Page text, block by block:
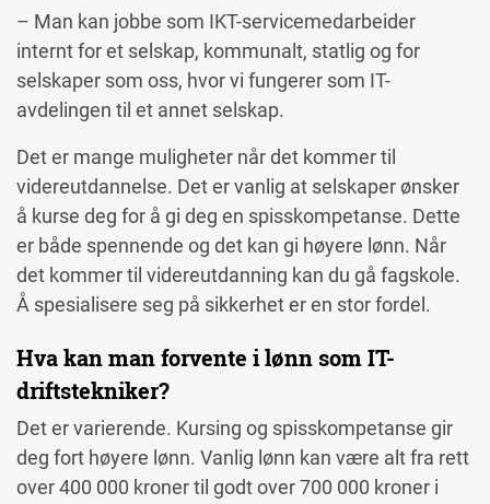
– Man kan jobbe som IKT-servicemedarbeider
internt for et selskap, kommunalt, statlig og for
selskaper som oss, hvor vi fungerer som IT-
avdelingen til et annet selskap.
Det er mange muligheter når det kommer til
videreutdannelse. Det er vanlig at selskaper ønsker
å kurse deg for å gi deg en spisskompetanse. Dette
er både spennende og det kan gi høyere lønn. Når
det kommer til videreutdanning kan du gå fagskole.
Å spesialisere seg på sikkerhet er en stor fordel.
Hva kan man forvente i lønn som IT-
driftstekniker?
Det er varierende. Kursing og spisskompetanse gir
deg fort høyere lønn. Vanlig lønn kan være alt fra rett
over 400 000 kroner til godt over 700 000 kroner i